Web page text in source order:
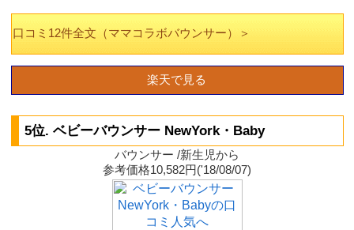
口コミ12件全文（ママコラボバウンサー）＞
楽天で見る
5位. ベビーバウンサー NewYork・Baby
バウンサー /新生児から
参考価格10,582円('18/08/07)